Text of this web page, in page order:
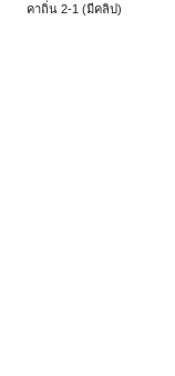
คาถิ่น 2-1 (มีคลิป)